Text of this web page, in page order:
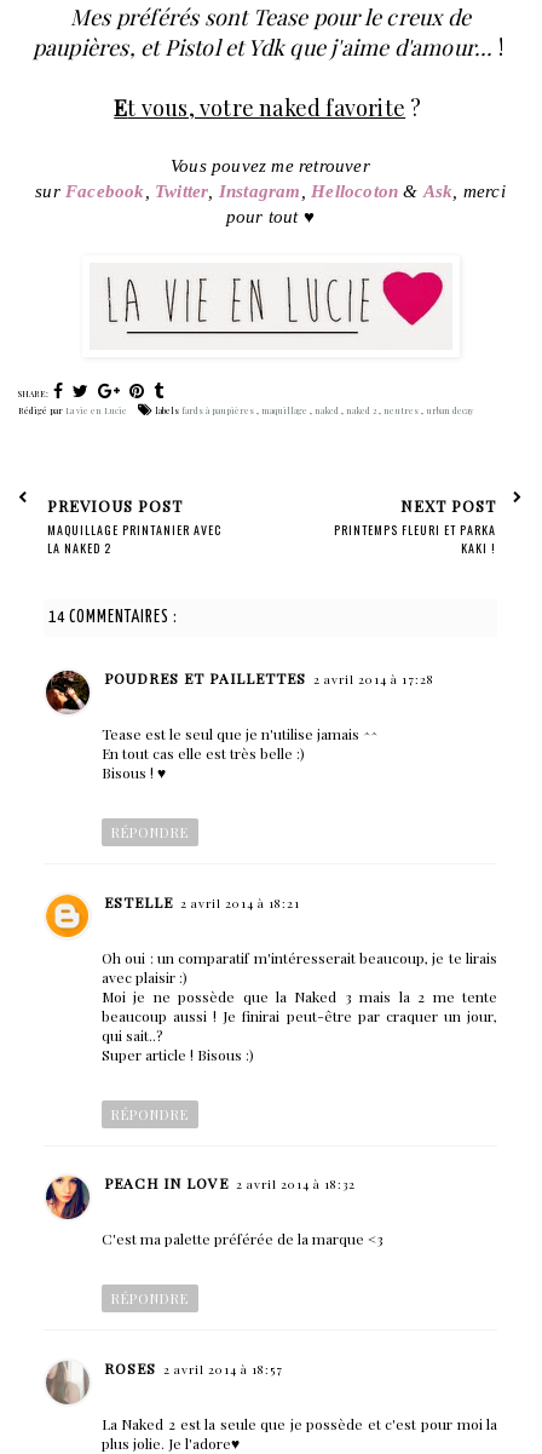
Mes préférés sont Tease pour le creux de
paupières, et Pistol et Ydk que j'aime d'amour... !
Et vous, votre naked favorite ?
Vous pouvez me retrouver
surFacebook Twitter Instagram Hellocoton & Ask , merci
pour tout ♥
SHARE:
Rédigé par La vie en Lucie labels fards à paupières , maquillage , naked , naked 2 , neutres , urban decay
PREVIOUS POST
MAQUILLAGE PRINTANIER AVEC
LA NAKED 2
NEXT POST
PRINTEMPS FLEURI ET PARKA
KAKI !
14 COMMENTAIRES :
POUDRES ET PAILLETTES 2 avril 2014 à 17:28
Tease est le seul que je n'utilise jamais ^^
En tout cas elle est très belle :)
Bisous ! ♥
RÉPONDRE
ESTELLE 2 avril 2014 à 18:21
Oh oui : un comparatif m'intéresserait beaucoup, je te lirais
avec plaisir :)
Moi je ne possède que la Naked 3 mais la 2 me tente
beaucoup aussi ! Je finirai peut-être par craquer un jour,
qui sait..?
Super article ! Bisous :)
RÉPONDRE
PEACH IN LOVE 2 avril 2014 à 18:32
C'est ma palette préférée de la marque <3
RÉPONDRE
ROSES 2 avril 2014 à 18:57
La Naked 2 est la seule que je possède et c'est pour moi la
plus jolie. Je l'adore♥